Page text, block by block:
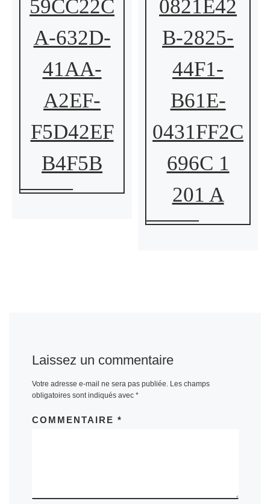
59CC22C
A-632D-
41AA-
A2EF-
F5D42EF
B4F5B
0821E42
B-2825-
44F1-
B61E-
0431FF2C
696C 1
201 A
Laissez un commentaire
Votre adresse e-mail ne sera pas publiée. Les champs
obligatoires sont indiqués avec *
COMMENTAIRE *